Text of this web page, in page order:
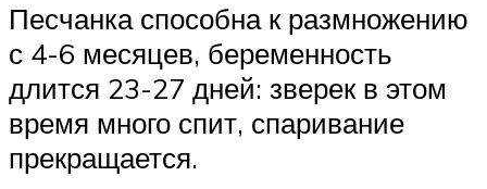
Песчанка способна к размножению
с 4-6 месяцев, беременность
длится 23-27 дней: зверек в этом
время много спит, спаривание
прекращается.